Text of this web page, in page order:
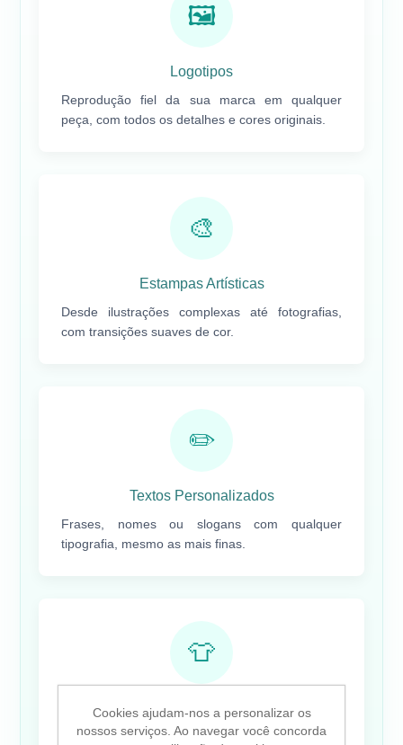
🖼️
Logotipos
Reprodução fiel da sua marca em qualquer
peça, com todos os detalhes e cores originais.
🎨
Estampas Artísticas
Desde ilustrações complexas até fotografias,
com transições suaves de cor.
✏️
Textos Personalizados
Frases, nomes ou slogans com qualquer
tipografia, mesmo as mais finas.
👕
Coleções Limitadas
Ideal para edições especiais ou testes de
Cookies ajudam-nos a personalizar os
nossos serviços. Ao navegar você concorda